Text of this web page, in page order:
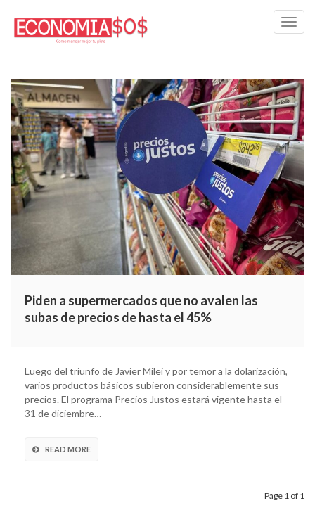
Piden a supermercados que no avalen las
subas de precios de hasta el 45%
Luego del triunfo de Javier Milei y por temor a la dolarización,
varios productos básicos subieron considerablemente sus
precios. El programa Precios Justos estará vigente hasta el
31 de diciembre…
READ MORE
Page 1 of 1